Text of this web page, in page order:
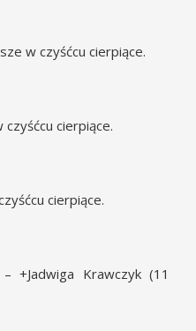
w czyśćcu cierpiące.
cierpiące.
cierpiące.
+Jadwiga Krawczyk (11